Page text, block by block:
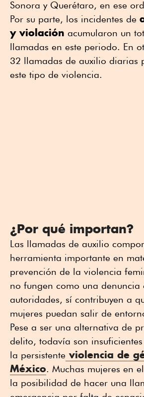
Sonora y Querétaro, en ese
Por su parte, los incidentes de
y violación acumularon un
llamadas en este periodo. En
32 llamadas de auxilio diarias
este tipo de violencia.
¿Por qué importan?
Las llamadas de auxilio
herramienta importante en
prevención de la violencia
no fungen como una denuncia
autoridades, sí contribuyen a
mujeres puedan salir de
Pese a ser una alternativa de
delito, todavía son
la persistente violencia de
México. Muchas mujeres en
la posibilidad de hacer una